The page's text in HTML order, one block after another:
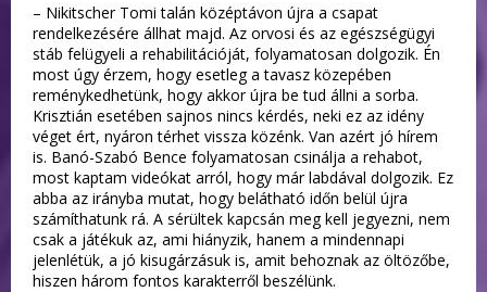
– Nikitscher Tomi talán középtávon újra a csapat
rendelkezésére állhat majd. Az orvosi és az egészségügyi
stáb felügyeli a rehabilitációját, folyamatosan dolgozik. Én
most úgy érzem, hogy esetleg a tavasz közepében
reménykedhetünk, hogy akkor újra be tud állni a sorba.
Krisztián esetében sajnos nincs kérdés, neki ez az idény
véget ért, nyáron térhet vissza közénk. Van azért jó hírem
is. Banó-Szabó Bence folyamatosan csinálja a rehabot,
most kaptam videókat arról, hogy már labdával dolgozik. Ez
abba az irányba mutat, hogy belátható időn belül újra
számíthatunk rá. A sérültek kapcsán meg kell jegyezni, nem
csak a játékuk az, ami hiányzik, hanem a mindennapi
jelenlétük, a jó kisugárzásuk is, amit behoznak az öltözőbe,
hiszen három fontos karakterről beszélünk.